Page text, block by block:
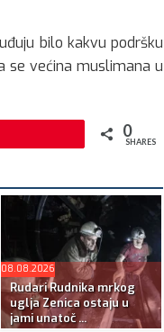
bilo kakvu podršku
se većina muslimana u
0
SHARES
08.08.2026
Rudari Rudnika mrkog
uglja Zenica ostaju u
jami unatoč ...